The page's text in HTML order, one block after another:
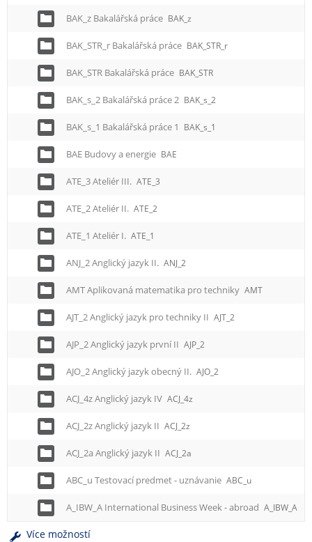
BAK_z Bakalářská práce BAK_z
BAK_STR_r Bakalářská práce BAK_STR_r
BAK_STR Bakalářská práce BAK_STR
BAK_s_2 Bakalářská práce 2 BAK_s_2
BAK_s_1 Bakalářská práce 1 BAK_s_1
BAE Budovy a energie BAE
ATE_3 Ateliér III. ATE_3
ATE_2 Ateliér II. ATE_2
ATE_1 Ateliér I. ATE_1
ANJ_2 Anglický jazyk II. ANJ_2
AMT Aplikovaná matematika pro techniky AMT
AJT_2 Anglický jazyk pro techniky II AJT_2
AJP_2 Anglický jazyk první II AJP_2
AJO_2 Anglický jazyk obecný II. AJO_2
ACJ_4z Anglický jazyk IV ACJ_4z
ACJ_2z Anglický jazyk II ACJ_2z
ACJ_2a Anglický jazyk II ACJ_2a
ABC_u Testovací predmet - uznávanie ABC_u
A_IBW_A International Business Week - abroad A_IBW_A
Více možností